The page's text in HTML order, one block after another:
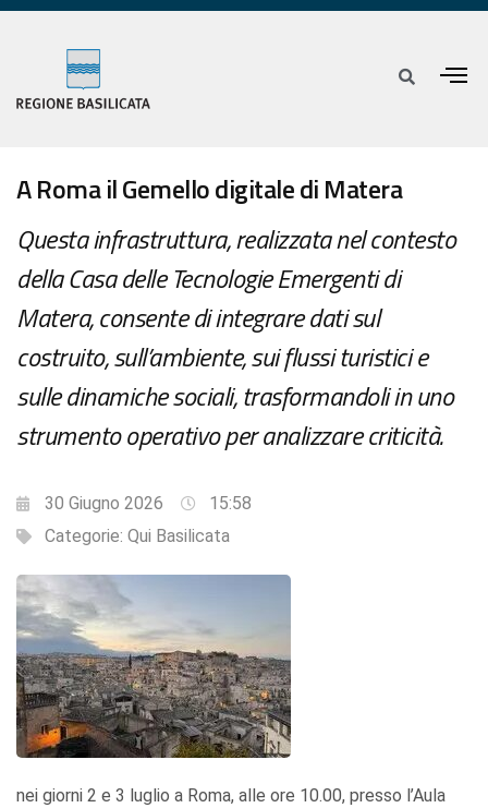
A Roma il Gemello digitale di Matera
Questa infrastruttura, realizzata nel contesto
della Casa delle Tecnologie Emergenti di
Matera, consente di integrare dati sul
costruito, sull’ambiente, sui flussi turistici e
sulle dinamiche sociali, trasformandoli in uno
strumento operativo per analizzare criticità.
30 Giugno 2026
15:58
Categorie: Qui Basilicata
nei giorni 2 e 3 luglio a Roma, alle ore 10.00, presso l’Aula